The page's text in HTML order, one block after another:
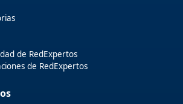
de RedExpertos
de RedExpertos